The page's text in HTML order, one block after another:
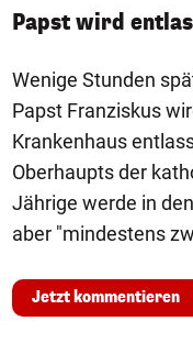
Papst wird
Wenige Stunden
Papst Franziskus
Krankenhaus
Oberhaupts der
Jährige werde in
aber "mindestens
Jetzt kommentieren